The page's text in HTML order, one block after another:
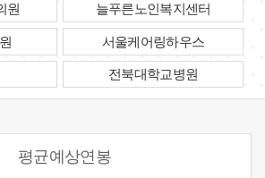
원 늘푸른노인복지센터
서울케어링하우스
전북대학교병원
평균예상연봉